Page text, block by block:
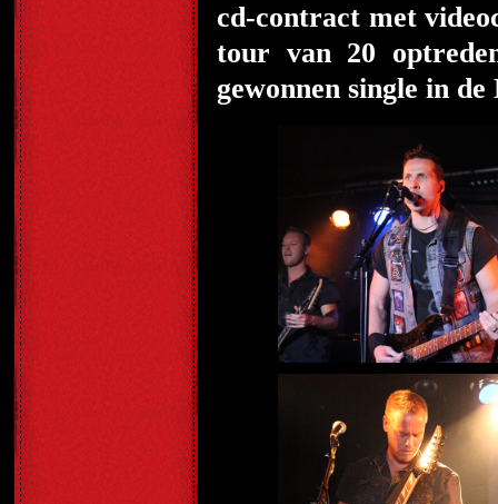
cd-contract met
tour van 20
gewonnen single in de